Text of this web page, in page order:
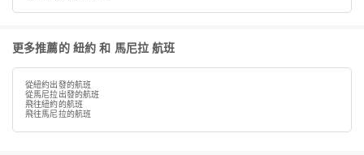
更多推薦的 紐約 和 馬尼拉 航班
從紐約出發的航班
從馬尼拉出發的航班
飛往紐約的航班
飛往馬尼拉的航班